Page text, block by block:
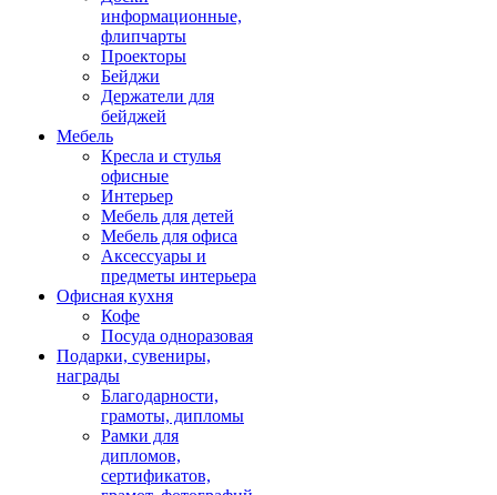
информационные,
флипчарты
Проекторы
Бейджи
Держатели для
бейджей
Мебель
Кресла и стулья
офисные
Интерьер
Мебель для детей
Мебель для офиса
Аксессуары и
предметы интерьера
Офисная кухня
Кофе
Посуда одноразовая
Подарки, сувениры,
награды
Благодарности,
грамоты, дипломы
Рамки для
дипломов,
сертификатов,